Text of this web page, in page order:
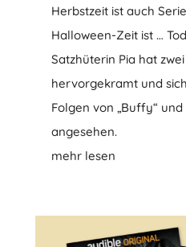
Herbstzeit ist auch
Halloween-Zeit ist …
Satzhüterin Pia hat
hervorgekramt und
Folgen von „Buffy“
angesehen.
mehr lesen